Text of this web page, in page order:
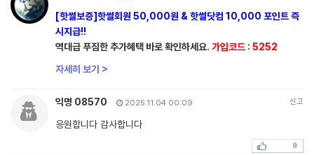
[핫썰보증]핫썰회원 50,000원 & 핫썰닷컴 10,000 포인트 즉
시지급!!
역대급 푸짐한 추가혜택 바로 확인하세요. 가입코드 : 5252
자세히 보기 >
익명 08570 2025.11.04 00:09 신고
응원합니다 감사합니다
0